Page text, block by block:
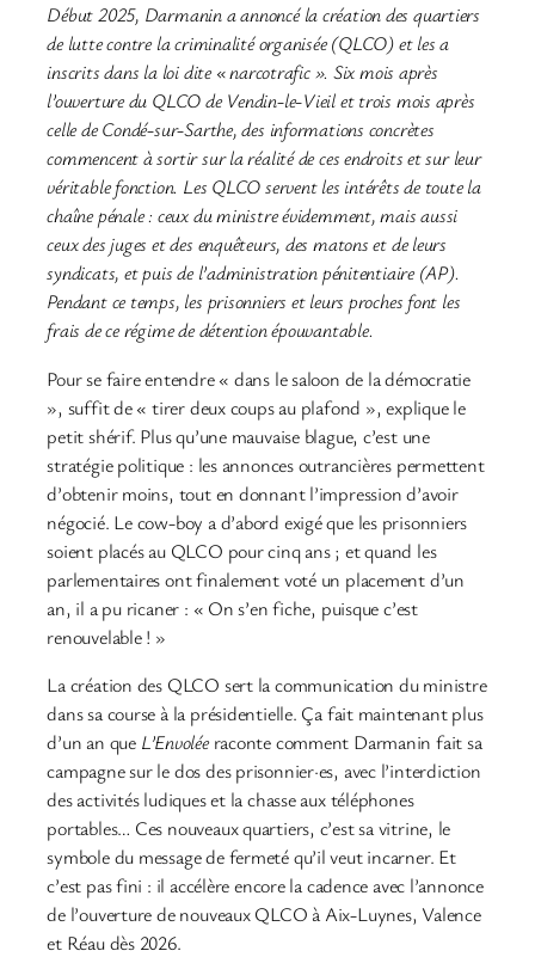
Début 2025, Darmanin a annoncé la création des quartiers
de lutte contre la criminalité organisée (QLCO) et les a
inscrits dans la loi dite « narcotrafic ». Six mois après
l’ouverture du QLCO de Vendin-le-Vieil et trois mois après
celle de Condé-sur-Sarthe, des informations concrètes
commencent à sortir sur la réalité de ces endroits et sur leur
véritable fonction. Les QLCO servent les intérêts de toute la
chaîne pénale : ceux du ministre évidemment, mais aussi
ceux des juges et des enquêteurs, des matons et de leurs
syndicats, et puis de l’administration pénitentiaire (AP).
Pendant ce temps, les prisonniers et leurs proches font les
frais de ce régime de détention épouvantable.
Pour se faire entendre « dans le saloon de la démocratie
», suffit de « tirer deux coups au plafond », explique le
petit shérif. Plus qu’une mauvaise blague, c’est une
stratégie politique : les annonces outrancières permettent
d’obtenir moins, tout en donnant l’impression d’avoir
négocié. Le cow-boy a d’abord exigé que les prisonniers
soient placés au QLCO pour cinq ans ; et quand les
parlementaires ont finalement voté un placement d’un
an, il a pu ricaner : « On s’en fiche, puisque c’est
renouvelable ! »
La création des QLCO sert la communication du ministre
dans sa course à la présidentielle. Ça fait maintenant plus
d’un an que L’Envoléeraconte comment Darmanin fait sa
campagne sur le dos des prisonnier·es, avec l’interdiction
des activités ludiques et la chasse aux téléphones
portables… Ces nouveaux quartiers, c’est sa vitrine, le
symbole du message de fermeté qu’il veut incarner. Et
c’est pas fini : il accélère encore la cadence avec l’annonce
de l’ouverture de nouveaux QLCO à Aix-Luynes, Valence
et Réau dès 2026.